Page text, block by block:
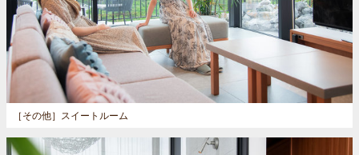
［その他］ スイートルーム